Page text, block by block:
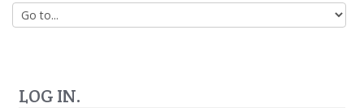
LOG IN.